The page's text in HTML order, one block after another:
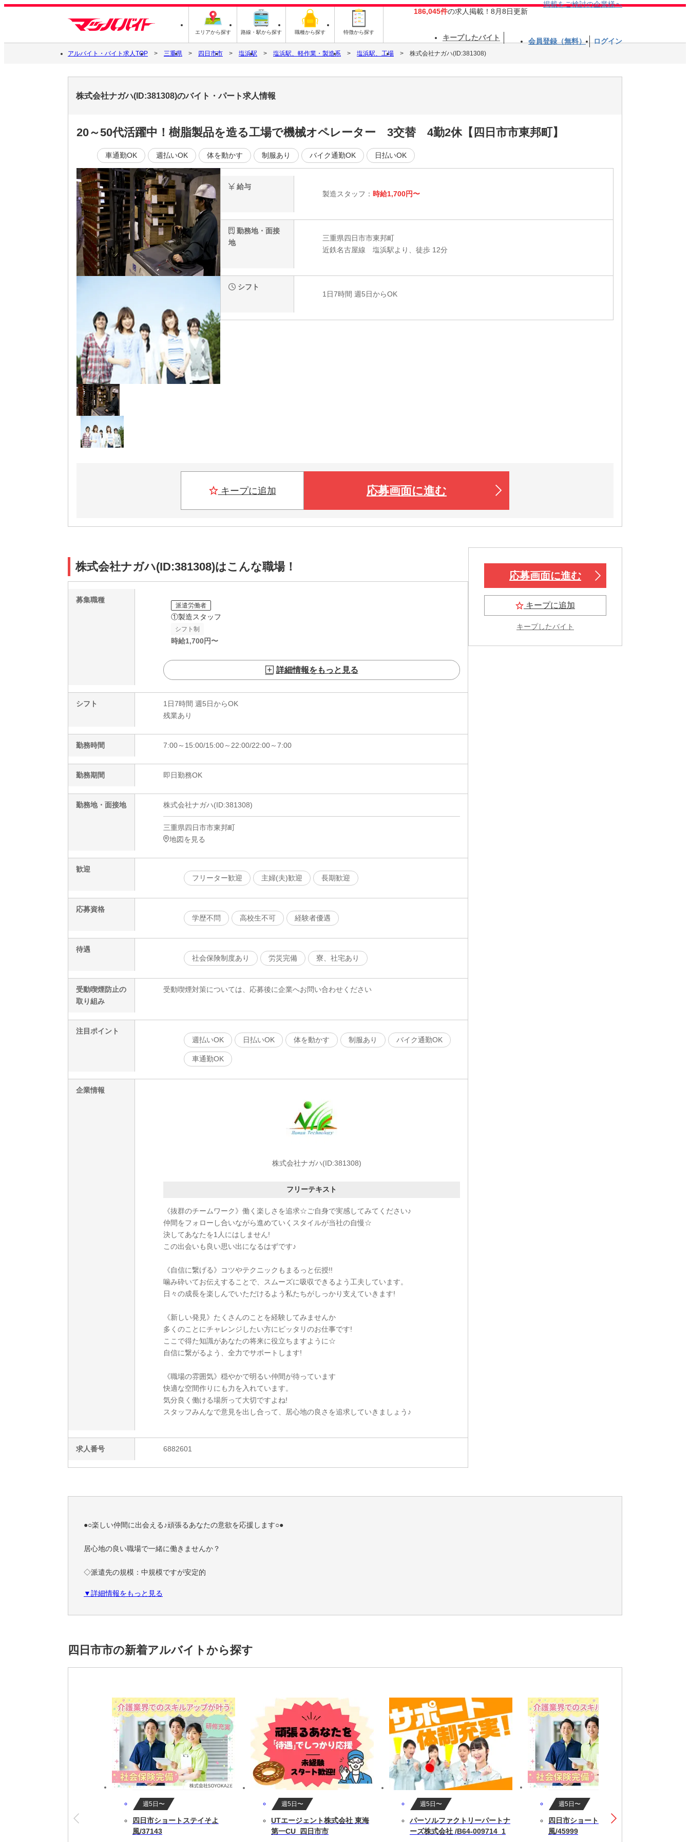
エリアから探す 路線・駅から探す 職種から探す 特徴から探す
186,045件の求人掲載！8月8日更新
掲載をご検討の企業様へ
キープしたバイト 会員登録（無料） ログイン
アルバイト・バイト求人TOP 三重県 四日市市 塩浜駅 塩浜駅、軽作業・製造系 塩浜駅、工場 株式会社ナガハ(ID:381308)
株式会社ナガハ(ID:381308)のバイト・パート求人情報
20～50代活躍中！樹脂製品を造る工場で機械オペレーター 3交替 4勤2休【四日市市東邦町】
車通勤OK 週払いOK 体を動かす 制服あり バイク通勤OK 日払いOK
給与
製造スタッフ： 時給1,700円〜
勤務地・面接
地
三重県四日市市東邦町
近鉄名古屋線 塩浜駅より、徒歩 12分
シフト
1日7時間 週5日からOK
キープに追加 応募画面に進む
株式会社ナガハ(ID:381308)はこんな職場！
募集職種
派遣労働者
①製造スタッフ
シフト制
時給1,700円〜
詳細情報をもっと見る
シフト
1日7時間 週5日からOK
残業あり
勤務時間 7:00～15:00/15:00～22:00/22:00～7:00
勤務期間 即日勤務OK
勤務地・面接地 株式会社ナガハ(ID:381308)
三重県四日市市東邦町
地図を見る
歓迎
フリーター歓迎
主婦(夫)歓迎 長期歓迎
応募資格
学歴不問
高校生不可 経験者優遇
待遇
社会保険制度あり
労災完備 寮、社宅あり
受動喫煙防止の
取り組み
受動喫煙対策については、応募後に企業へお問い合わせください
注目ポイント
週払いOK
日払いOK 体を動かす 制服あり バイク通勤OK
車通勤OK
企業情報
株式会社ナガハ(ID:381308)
フリーテキスト
《抜群のチームワーク》働く楽しさを追求☆ご自身で実感してみてください♪
仲間をフォローし合いながら進めていくスタイルが当社の自慢☆
決してあなたを1人にはしません!
この出会いも良い思い出になるはずです♪
《自信に繋げる》コツやテクニックもまるっと伝授!!
噛み砕いてお伝えすることで、スムーズに吸収できるよう工夫しています。
日々の成長を楽しんでいただけるよう私たちがしっかり支えていきます!
《新しい発見》たくさんのことを経験してみませんか
多くのことにチャレンジしたい方にピッタリのお仕事です!
ここで得た知識があなたの将来に役立ちますように☆
自信に繋がるよう、全力でサポートします!
《職場の雰囲気》穏やかで明るい仲間が待っています
快適な空間作りにも力を入れています。
気分良く働ける場所って大切ですよね!
スタッフみんなで意見を出し合って、居心地の良さを追求していきましょう♪
求人番号 6882601
応募画面に進む
キープに追加
キープしたバイト
●○楽しい仲間に出会える♪頑張るあなたの意欲を応援します○●
居心地の良い職場で一緒に働きませんか？
◇派遣先の規模：中規模ですが安定的
◇雰囲気：幅広い年代がいて働きやすい
（喫煙のみを目的とした喫煙場所あり）
派遣が初めての方も、遠方からのご応募も、ご安心ください！
◎県外からの赴任旅費全額会社負担 ※規定あり
◎原付・自転車貸出あり
◎社会保険完備
ご相談ください！
※この求人は派遣求人です。
☆ナガハならきっと見つかる♪
組立・加工・検査などの製造系のお仕事から
梱包・仕分け・ピッキング・検品の倉庫系
その他、軽作業系のお仕事や
土日祝休み・ゴールデンウィーク、
夏季、冬季など長期休暇のあるお仕事から
▼詳細情報をもっと見る
四日市市の新着アルバイトから探す
週5日〜
四日市ショートステイそよ
風/37143
週5日〜
UTエージェント株式会社 東海
第一CU_四日市市
週5日〜
パーソルファクトリーパートナ
ーズ株式会社 /B64-009714_1
週5日〜
四日市ショートステイそよ
風/45999